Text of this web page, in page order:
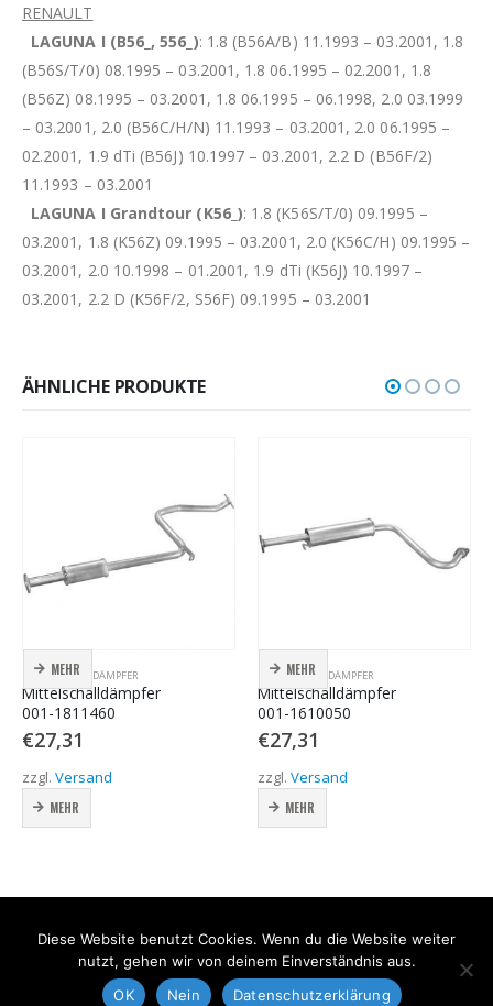
RENAULT
LAGUNA I (B56_, 556_): 1.8 (B56A/B) 11.1993 – 03.2001, 1.8
(B56S/T/0) 08.1995 – 03.2001, 1.8 06.1995 – 02.2001, 1.8
(B56Z) 08.1995 – 03.2001, 1.8 06.1995 – 06.1998, 2.0 03.1999
– 03.2001, 2.0 (B56C/H/N) 11.1993 – 03.2001, 2.0 06.1995 –
02.2001, 1.9 dTi (B56J) 10.1997 – 03.2001, 2.2 D (B56F/2)
11.1993 – 03.2001
LAGUNA I Grandtour (K56_): 1.8 (K56S/T/0) 09.1995 –
03.2001, 1.8 (K56Z) 09.1995 – 03.2001, 2.0 (K56C/H) 09.1995 –
03.2001, 2.0 10.1998 – 01.2001, 1.9 dTi (K56J) 10.1997 –
03.2001, 2.2 D (K56F/2, S56F) 09.1995 – 03.2001
ÄHNLICHE PRODUKTE
MEHR
MITTELSCHALLDÄMPFER
Mittelschalldämpfer
001-1811460
€27,31
zzgl. Versand
MEHR
MEHR
MITTELSCHALLDÄMPFER
Mittelschalldämpfer
001-1610050
€27,31
zzgl. Versand
MEHR
Datenschutz
Diese Website benutzt Cookies. Wenn du die Website weiter
nutzt, gehen wir von deinem Einverständnis aus.
OK
Nein Datenschutzerklärung